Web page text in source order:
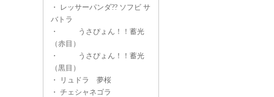
・
レッサーパンダ?? ソフビ サ
バトラ
・
うさぴょん！！蓄光
（赤目）
・
うさぴょん！！蓄光
（黒目）
・
リュドラ 夢桜
・ チェシャネゴラ